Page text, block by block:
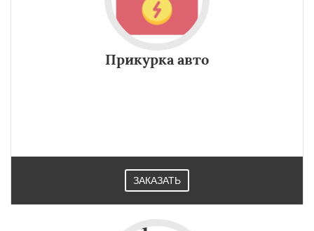
Прикурка авто
ЗАКАЗАТЬ